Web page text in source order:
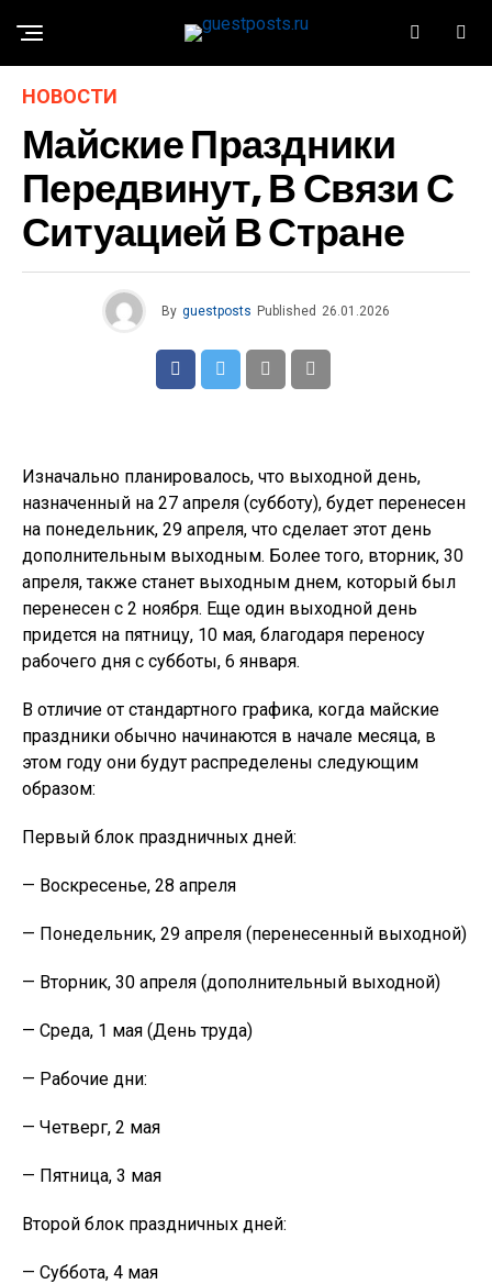
НОВОСТИ
Майские Праздники
Передвинут, В Связи С
Ситуацией В Стране
By guestposts Published 26.01.2026
Изначально планировалось, что выходной день,
назначенный на 27 апреля (субботу), будет перенесен
на понедельник, 29 апреля, что сделает этот день
дополнительным выходным. Более того, вторник, 30
апреля, также станет выходным днем, который был
перенесен с 2 ноября. Еще один выходной день
придется на пятницу, 10 мая, благодаря переносу
рабочего дня с субботы, 6 января.
В отличие от стандартного графика, когда майские
праздники обычно начинаются в начале месяца, в
этом году они будут распределены следующим
образом:
Первый блок праздничных дней:
— Воскресенье, 28 апреля
— Понедельник, 29 апреля (перенесенный выходной)
— Вторник, 30 апреля (дополнительный выходной)
— Среда, 1 мая (День труда)
— Рабочие дни:
— Четверг, 2 мая
— Пятница, 3 мая
Второй блок праздничных дней:
— Суббота, 4 мая